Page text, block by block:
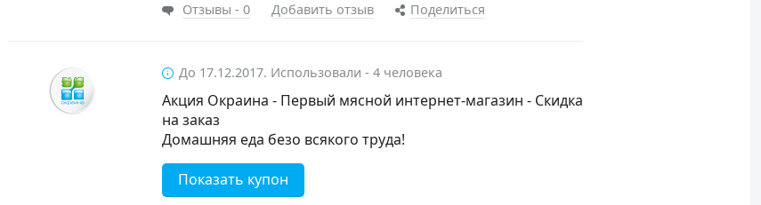
Отзывы - 0 Добавить отзыв Поделиться
До 17.12.2017. Использовали - 4 человека
Акция Окраина - Первый мясной интернет-магазин - Скидка
на заказ
Домашняя еда безо всякого труда!
Показать купон